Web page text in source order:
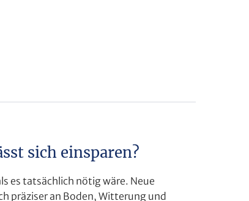
sich einsparen?
es tatsächlich nötig wäre. Neue
präziser an Boden, Witterung und